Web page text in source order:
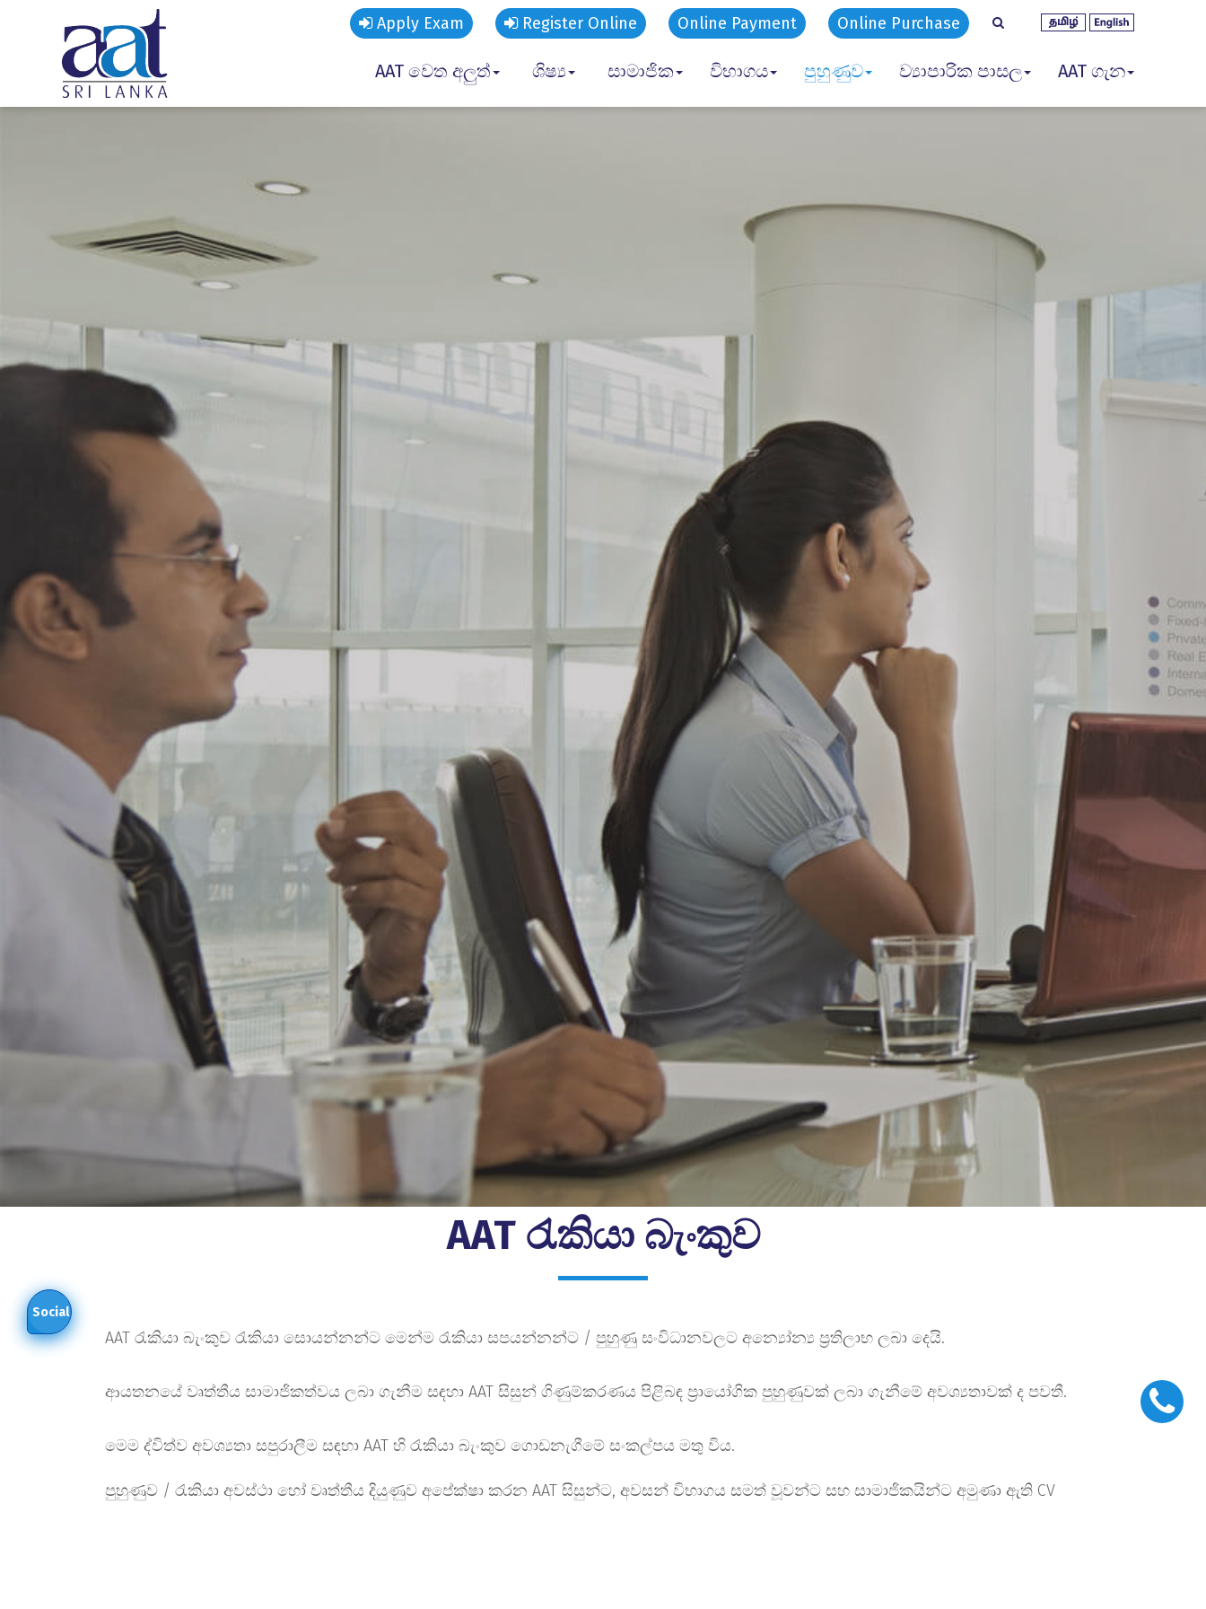
Online Purchase
Online Payment
Register Online
Apply Exam
AAT වෙත අලුත් ශිෂ්‍ය සාමාජික විභාගය පුහුණුව ව්‍යාපාරික පාසල AAT ගැන
AAT රැකියා බැංකුව
AAT රැකියා බැංකුව රැකියා සොයන්නන්ට මෙන්ම රැකියා සපයන්නන්ට / පුහුණු සංවිධානවලට අන්‍යෝන්‍ය ප්‍රතිලාභ ලබා දෙයි.
ආයතනයේ වෘත්තීය සාමාජිකත්වය ලබා ගැනීම සඳහා AAT සිසුන් ගිණුම්කරණය පිළිබඳ ප්‍රායෝගික පුහුණුවක් ලබා ගැනීමේ අවශ්‍යතාවක් ද පවතී.
මෙම ද්විත්ව අවශ්‍යතා සපුරාලීම සඳහා AAT හි රැකියා බැංකුව ගොඩනැගීමේ සංකල්පය මතු විය.
පුහුණුව / රැකියා අවස්ථා හෝ වෘත්තීය දියුණුව අපේක්ෂා කරන AAT සිසුන්ට, අවසන් විභාගය සමත් වූවන්ට සහ සාමාජිකයින්ට අමුණා ඇති CV
Social